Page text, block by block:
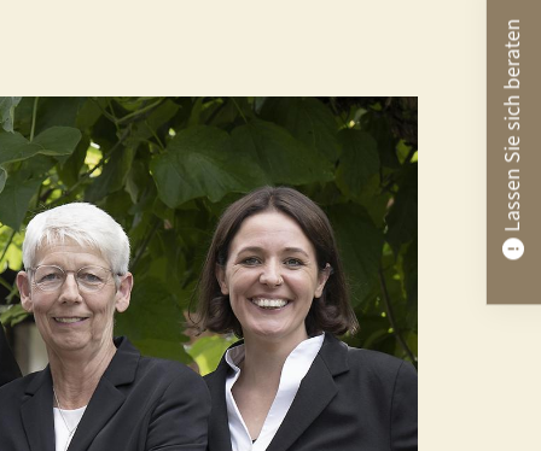
Lassen Sie sich beraten